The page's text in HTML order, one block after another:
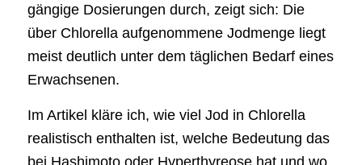
gängige Dosierungen durch, zeigt sich: Die
über Chlorella aufgenommene Jodmenge liegt
meist deutlich unter dem täglichen Bedarf eines
Erwachsenen.
Im Artikel kläre ich, wie viel Jod in Chlorella
realistisch enthalten ist, welche Bedeutung das
bei Hashimoto oder Hyperthyreose hat und wo